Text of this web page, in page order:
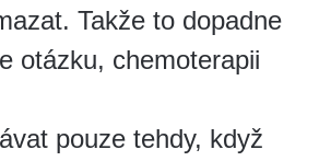
Takže to dopadne
otázku, chemoterapii
pouze tehdy, když